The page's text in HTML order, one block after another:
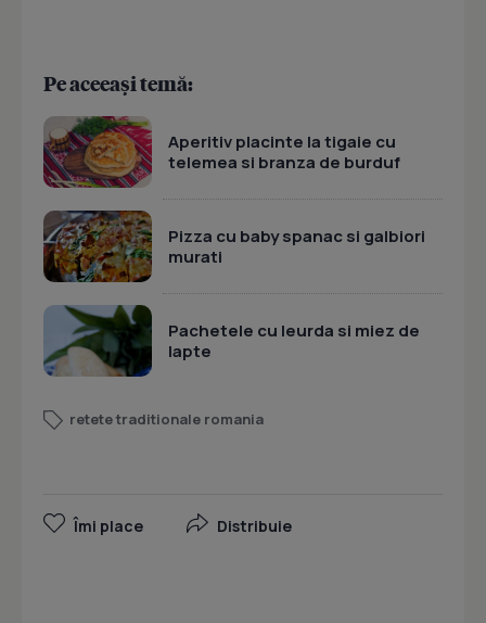
Pe aceeași temă:
Aperitiv placinte la tigaie cu
telemea si branza de burduf
Pizza cu baby spanac si galbiori
murati
Pachetele cu leurda si miez de
lapte
retete traditionale romania
Îmi place Distribuie